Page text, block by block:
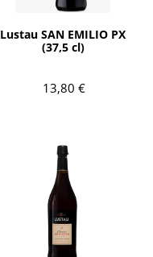
Lustau SAN EMILIO PX
(37,5 cl)
13,80 €
AÑADIR